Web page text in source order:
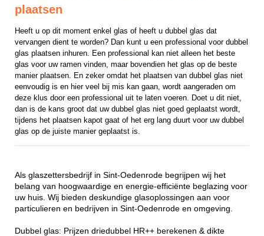
plaatsen
Heeft u op dit moment enkel glas of heeft u dubbel glas dat
vervangen dient te worden? Dan kunt u een professional voor dubbel
glas plaatsen inhuren. Een professional kan niet alleen het beste
glas voor uw ramen vinden, maar bovendien het glas op de beste
manier plaatsen. En zeker omdat het plaatsen van dubbel glas niet
eenvoudig is en hier veel bij mis kan gaan, wordt aangeraden om
deze klus door een professional uit te laten voeren. Doet u dit niet,
dan is de kans groot dat uw dubbel glas niet goed geplaatst wordt,
tijdens het plaatsen kapot gaat of het erg lang duurt voor uw dubbel
glas op de juiste manier geplaatst is.
Als glaszettersbedrijf in Sint-Oedenrode begrijpen wij het
belang van hoogwaardige en energie-efficiënte beglazing voor
uw huis. Wij bieden deskundige glasoplossingen aan voor
particulieren en bedrijven in Sint-Oedenrode en omgeving.
Dubbel glas: Prijzen driedubbel HR++ berekenen & dikte